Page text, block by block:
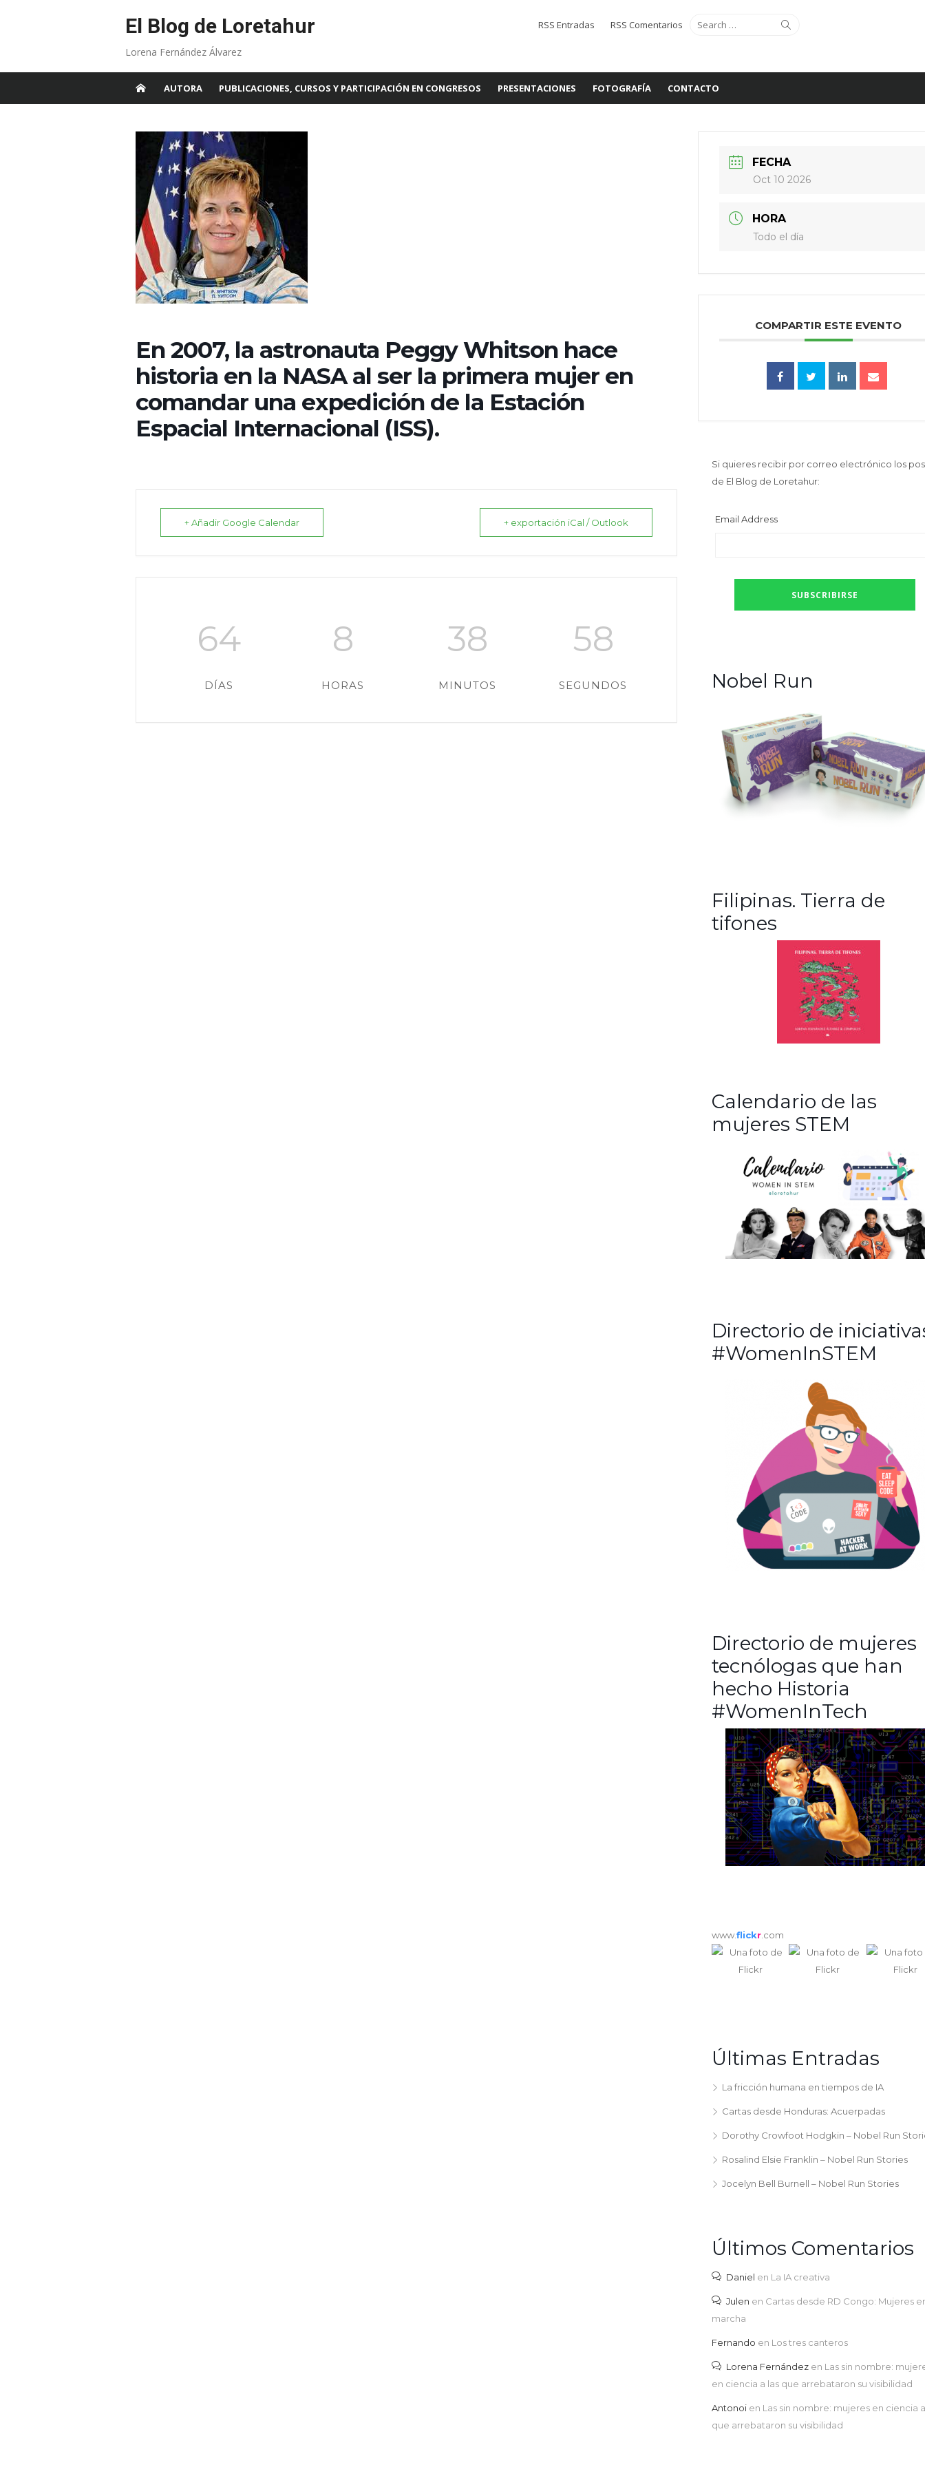
El Blog de Loretahur
Lorena Fernández Álvarez
Search
for:
RSS Entradas RSS Comentarios
AUTORA PUBLICACIONES, CURSOS Y PARTICIPACIÓN EN CONGRESOS PRESENTACIONES FOTOGRAFÍA CONTACTO
En 2007, la astronauta Peggy Whitson hace
historia en la NASA al ser la primera mujer en
comandar una expedición de la Estación
Espacial Internacional (ISS).
+ Añadir Google Calendar + exportación iCal / Outlook
64
DÍAS
8
HORAS
38
MINUTOS
57
SEGUNDOS
FECHA
Oct 10 2026
HORA
Todo el día
COMPARTIR ESTE EVENTO
Si quieres recibir por correo electrónico los
de El Blog de Loretahur:
Email Address
Nobel Run
Filipinas. Tierra de
tifones
Calendario de las
mujeres STEM
Directorio de
#WomenInSTEM
Directorio de mujeres
tecnólogas que han
hecho Historia
#WomenInTech
www.flickr .com
Últimas Entradas
La fricción humana en tiempos de IA
Cartas desde Honduras: Acuerpadas
Dorothy Crowfoot Hodgkin – Nobel Run
Rosalind Elsie Franklin – Nobel Run Stories
Jocelyn Bell Burnell – Nobel Run Stories
Últimos Comentarios
Daniel en La IA creativa
Julen en Cartas desde RD Congo: Mujeres
marcha
Fernando en Los tres canteros
Lorena Fernández en Las sin nombre:
en ciencia a las que arrebataron su visibilidad
Antonoi en Las sin nombre: mujeres en ciencia
que arrebataron su visibilidad